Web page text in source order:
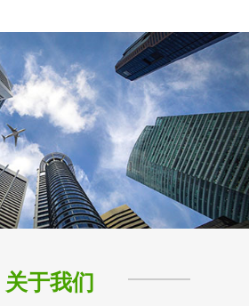
关于我们